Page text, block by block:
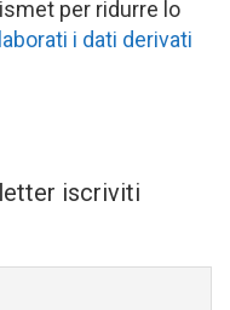
per ridurre lo
i dati derivati
iscriviti